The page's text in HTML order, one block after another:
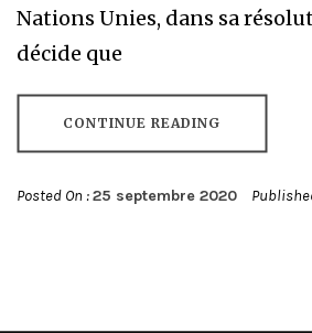
Nations Unies, dans sa
décide que
CONTINUE READING
Posted On :25 septembre 2020